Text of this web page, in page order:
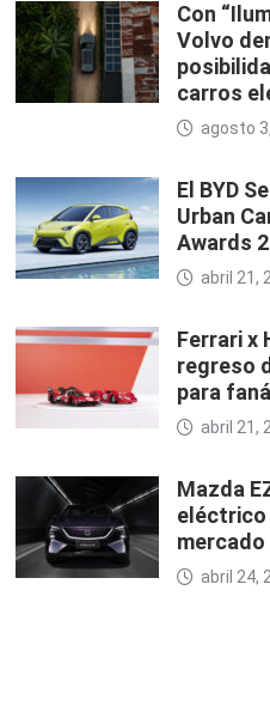
Con
Volvo
carros
agosto
El BYD
Urban
Awards
abril 21,
Ferrari x
regreso
para
abril 21,
Mazda
eléctrico
mercado
abril 24,